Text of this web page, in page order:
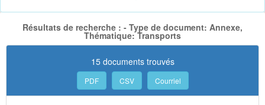
Résultats de recherche : - Type de document: Annexe,
Thématique: Transports
15 documents trouvés
PDF CSV Courriel